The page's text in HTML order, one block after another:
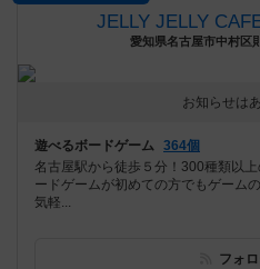
JELLY JELLY
愛知県名古屋市中村区
お知らせは
遊べるボードゲーム 364個
名古屋駅から徒歩５分！300種類以
ードゲームが初めての方でもゲーム
気軽...
フォ